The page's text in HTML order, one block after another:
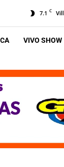
7.1 C
VIVO SHOW